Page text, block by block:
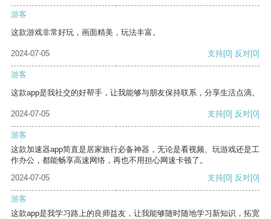
游客
这款游戏非常好玩，画面精美，玩法丰富。
2024-07-05 支持[0] 反对[0]
游客
这款app是我社交的好帮手，让我能够与朋友保持联系，分享生活点滴。
2024-07-05 支持[0] 反对[0]
游客
这款加速器app简直是居家旅行必备神器，无论是看视频、玩游戏还是工
作办公，都能畅享高速网络，再也不用担心网速卡顿了。
2024-07-05
支持[0] 反对[0]
游客
这款app是我学习路上的良师益友，让我能够随时随地学习新知识，拓宽